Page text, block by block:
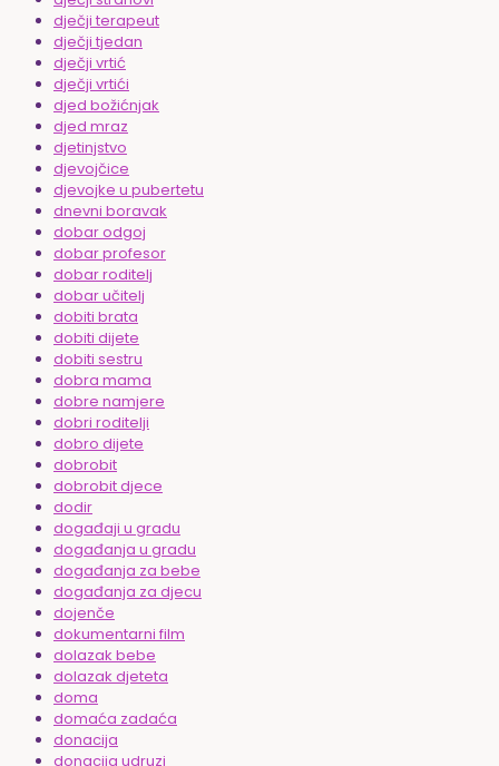
dječji terapeut
dječji tjedan
dječji vrtić
dječji vrtići
djed božićnjak
djed mraz
djetinjstvo
djevojčice
djevojke u pubertetu
dnevni boravak
dobar odgoj
dobar profesor
dobar roditelj
dobar učitelj
dobiti brata
dobiti dijete
dobiti sestru
dobra mama
dobre namjere
dobri roditelji
dobro dijete
dobrobit
dobrobit djece
dodir
događaji u gradu
događanja u gradu
događanja za bebe
događanja za djecu
dojenče
dokumentarni film
dolazak bebe
dolazak djeteta
doma
domaća zadaća
donacija
donacija udruzi